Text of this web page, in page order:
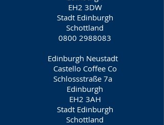
EH2 3DW
Stadt Edinburgh
Schottland
0800 2988083
Edinburgh Neustadt
Castello Coffee Co
Schlossstraße 7a
Edinburgh
EH2 3AH
Stadt Edinburgh
Schottland